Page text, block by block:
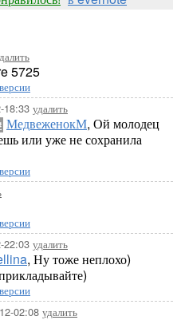
5725
18:33 удалить
МедвеженокМ, Ой молодец
или уже не сохранила
22:03 удалить
, Ну тоже неплохо)
02:08 удалить